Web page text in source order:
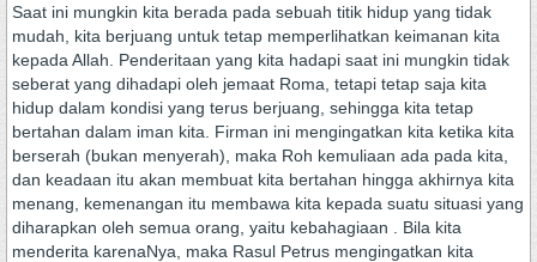
Saat ini mungkin kita berada pada sebuah titik hidup yang tidak
mudah, kita berjuang untuk tetap memperlihatkan keimanan kita
kepada Allah. Penderitaan yang kita hadapi saat ini mungkin tidak
seberat yang dihadapi oleh jemaat Roma, tetapi tetap saja kita
hidup dalam kondisi yang terus berjuang, sehingga kita tetap
bertahan dalam iman kita. Firman ini mengingatkan kita ketika kita
berserah (bukan menyerah), maka Roh kemuliaan ada pada kita,
dan keadaan itu akan membuat kita bertahan hingga akhirnya kita
menang, kemenangan itu membawa kita kepada suatu situasi yang
diharapkan oleh semua orang, yaitu kebahagiaan . Bila kita
menderita karenaNya, maka Rasul Petrus mengingatkan kita